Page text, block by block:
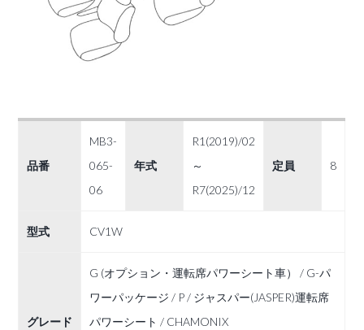
品番
MB3-
065-
06
年式
R1(2019)/02
～
R7(2025)/12
定員 8
型式 CV1W
グレード
G (オプション・運転席パワーシート車） / G-パ
ワーパッケージ / P / ジャスパー(JASPER)運転席
パワーシート / CHAMONIX